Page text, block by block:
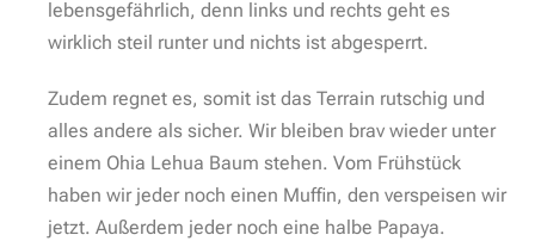
lebensgefährlich, denn links und rechts geht es
wirklich steil runter und nichts ist abgesperrt.
Zudem regnet es, somit ist das Terrain rutschig und
alles andere als sicher. Wir bleiben brav wieder unter
einem Ohia Lehua Baum stehen. Vom Frühstück
haben wir jeder noch einen Muffin, den verspeisen wir
jetzt. Außerdem jeder noch eine halbe Papaya.